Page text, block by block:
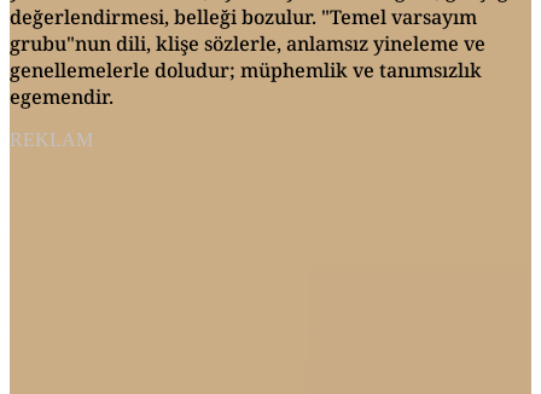
değerlendirmesi, belleği bozulur. "Temel varsayım
grubu"nun dili, klişe sözlerle, anlamsız yineleme ve
genellemelerle doludur; müphemlik ve tanımsızlık
egemendir.
REKLAM